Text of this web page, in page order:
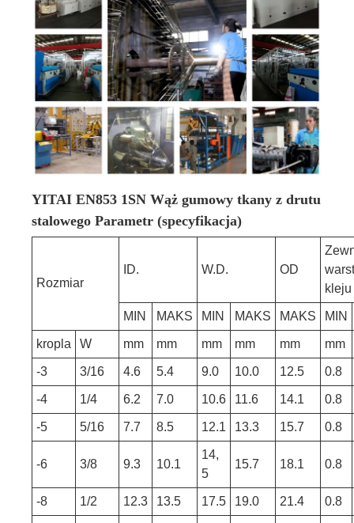
YITAI EN853 1SN Wąż gumowy tkany z drutu
stalowego Parametr (specyfikacja)
Rozmiar
ID. W.D. OD
kleju
MIN MAKS MIN MAKS MAKS MIN
kropla W mm mm mm mm mm mm
-3 3/16 4.6 5.4 9.0 10.0 12.5 0.8
-4 1/4 6.2 7.0 10.6 11.6 14.1 0.8
-5 5/16 7.7 8.5 12.1 13.3 15.7 0.8
-6 3/8 9.3 10.1
14,
5
15.7 18.1 0.8
-8 1/2 12.3 13.5 17.5 19.0 21.4 0.8